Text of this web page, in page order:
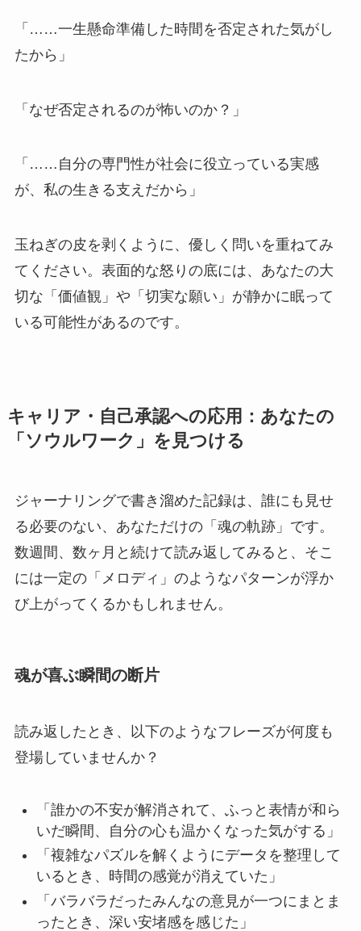
「……一生懸命準備した時間を否定された気がし
たから」
「なぜ否定されるのが怖いのか？」
「……自分の専門性が社会に役立っている実感
が、私の生きる支えだから」
玉ねぎの皮を剥くように、優しく問いを重ねてみ
てください。表面的な怒りの底には、あなたの大
切な「価値観」や「切実な願い」が静かに眠って
いる可能性があるのです。
キャリア・自己承認への応用：あなたの
「ソウルワーク」を見つける
ジャーナリングで書き溜めた記録は、誰にも見せ
る必要のない、あなただけの「魂の軌跡」です。
数週間、数ヶ月と続けて読み返してみると、そこ
には一定の「メロディ」のようなパターンが浮か
び上がってくるかもしれません。
魂が喜ぶ瞬間の断片
読み返したとき、以下のようなフレーズが何度も
登場していませんか？
「誰かの不安が解消されて、ふっと表情が和ら
いだ瞬間、自分の心も温かくなった気がする」
「複雑なパズルを解くようにデータを整理して
いるとき、時間の感覚が消えていた」
「バラバラだったみんなの意見が一つにまとま
ったとき、深い安堵感を感じた」